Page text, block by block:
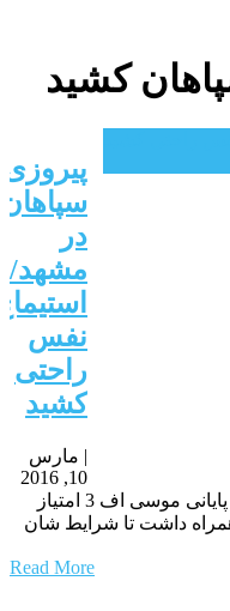
کشید
پیروزی
سپاهان
در
مشهد/
نفس
راحتی
کشید
| مارس
10, 2016
گروه ورزش « تیتریک » ، تک گل دقایق پایانی موسی اف 3 امتیاز
داشت تا شرایط شان
Read More